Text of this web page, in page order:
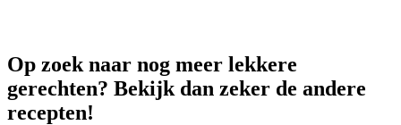
Op zoek naar nog meer lekkere
gerechten? Bekijk dan zeker de andere
recepten!